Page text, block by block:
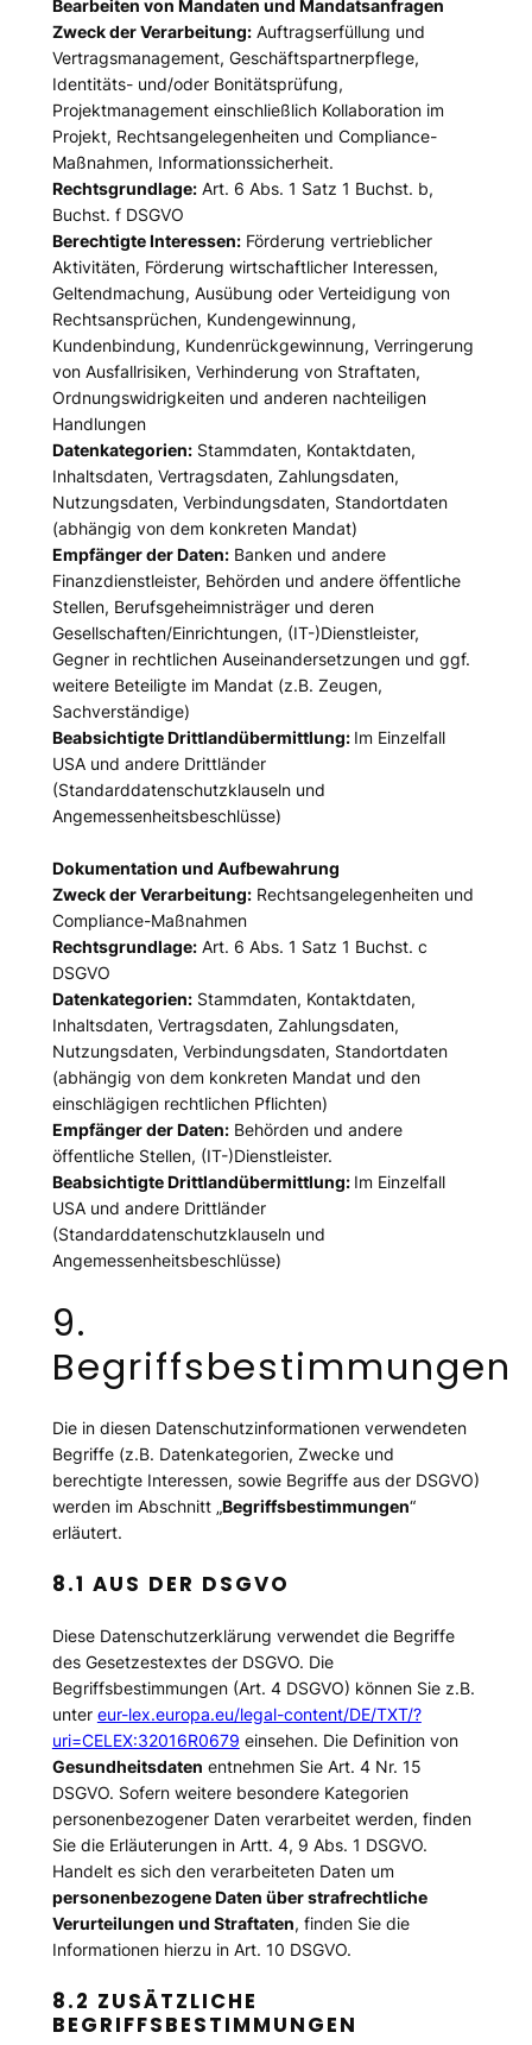
Bearbeiten von Mandaten und Mandatsanfragen
Zweck der Verarbeitung:Auftragserfüllung und
Vertragsmanagement, Geschäftspartnerpflege,
Identitäts- und/oder Bonitätsprüfung,
Projektmanagement einschließlich Kollaboration im
Projekt, Rechtsangelegenheiten und Compliance-
Maßnahmen, Informationssicherheit.
Rechtsgrundlage:Art. 6 Abs. 1 Satz 1 Buchst. b,
Buchst. f DSGVO
Berechtigte Interessen:Förderung vertrieblicher
Aktivitäten, Förderung wirtschaftlicher Interessen,
Geltendmachung, Ausübung oder Verteidigung von
Rechtsansprüchen, Kundengewinnung,
Kundenbindung, Kundenrückgewinnung, Verringerung
von Ausfallrisiken, Verhinderung von Straftaten,
Ordnungswidrigkeiten und anderen nachteiligen
Handlungen
Datenkategorien:Stammdaten, Kontaktdaten,
Inhaltsdaten, Vertragsdaten, Zahlungsdaten,
Nutzungsdaten, Verbindungsdaten, Standortdaten
(abhängig von dem konkreten Mandat)
Empfänger der Daten:Banken und andere
Finanzdienstleister, Behörden und andere öffentliche
Stellen, Berufsgeheimnisträger und deren
Gesellschaften/Einrichtungen, (IT-)Dienstleister,
Gegner in rechtlichen Auseinandersetzungen und ggf.
weitere Beteiligte im Mandat (z.B. Zeugen,
Sachverständige)
Beabsichtigte Drittlandübermittlung: Im Einzelfall
USA und andere Drittländer
(Standarddatenschutzklauseln und
Angemessenheitsbeschlüsse)
Dokumentation und Aufbewahrung
Zweck der Verarbeitung:Rechtsangelegenheiten und
Compliance-Maßnahmen
Rechtsgrundlage:Art. 6 Abs. 1 Satz 1 Buchst. c
DSGVO
Datenkategorien:Stammdaten, Kontaktdaten,
Inhaltsdaten, Vertragsdaten, Zahlungsdaten,
Nutzungsdaten, Verbindungsdaten, Standortdaten
(abhängig von dem konkreten Mandat und den
einschlägigen rechtlichen Pflichten)
Empfänger der Daten:Behörden und andere
öffentliche Stellen, (IT-)Dienstleister.
Beabsichtigte Drittlandübermittlung: Im Einzelfall
USA und andere Drittländer
(Standarddatenschutzklauseln und
Angemessenheitsbeschlüsse)
9.
Begriffsbestimmungen
Die in diesen Datenschutzinformationen verwendeten
Begriffe (z.B. Datenkategorien, Zwecke und
berechtigte Interessen, sowie Begriffe aus der DSGVO)
werden im Abschnitt „Begriffsbestimmungen“
erläutert.
8.1 AUS DER DSGVO
Diese Datenschutzerklärung verwendet die Begriffe
des Gesetzestextes der DSGVO. Die
Begriffsbestimmungen (Art. 4 DSGVO) können Sie z.B.
unter eur-lex.europa.eu/legal-content/DE/TXT/?
uri=CELEX:32016R0679 einsehen. Die Definition von
Gesundheitsdaten entnehmen Sie Art. 4 Nr. 15
DSGVO. Sofern weitere besondere Kategorien
personenbezogener Daten verarbeitet werden, finden
Sie die Erläuterungen in Artt. 4, 9 Abs. 1 DSGVO.
Handelt es sich den verarbeiteten Daten um
personenbezogene Daten über strafrechtliche
Verurteilungen und Straftaten, finden Sie die
Informationen hierzu in Art. 10 DSGVO.
8.2 ZUSÄTZLICHE
BEGRIFFSBESTIMMUNGEN